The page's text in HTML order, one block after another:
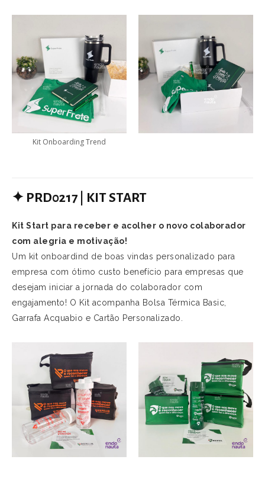
Kit Onboarding Trend
✦ PRD0217 | KIT START
Kit Start para receber e acolher o novo colaborador
com alegria e motivação!
Um kit onboardind de boas vindas personalizado para
empresa com ótimo custo benefício para empresas que
desejam iniciar a jornada do colaborador com
engajamento! O Kit acompanha Bolsa Térmica Basic,
Garrafa Acquabio e Cartão Personalizado.